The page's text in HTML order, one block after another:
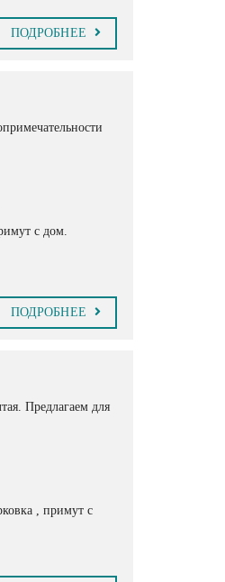
ПОДРОБНЕЕ
с дом.
ПОДРОБНЕЕ
Предлагаем для
, примут с